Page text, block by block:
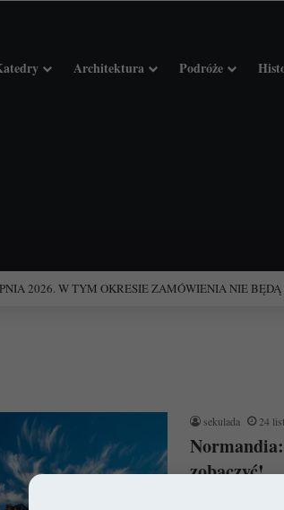
Architektura Podróże
101 średniowiecznych kościołach Francji.
sekulada 24
zobaczyć!
W związku z